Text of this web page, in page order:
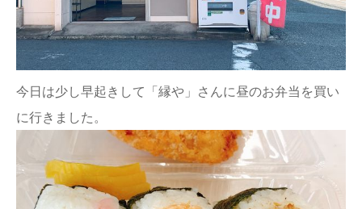
今日は少し早起きして「縁や」さんに昼のお弁当を買い
に行きました。